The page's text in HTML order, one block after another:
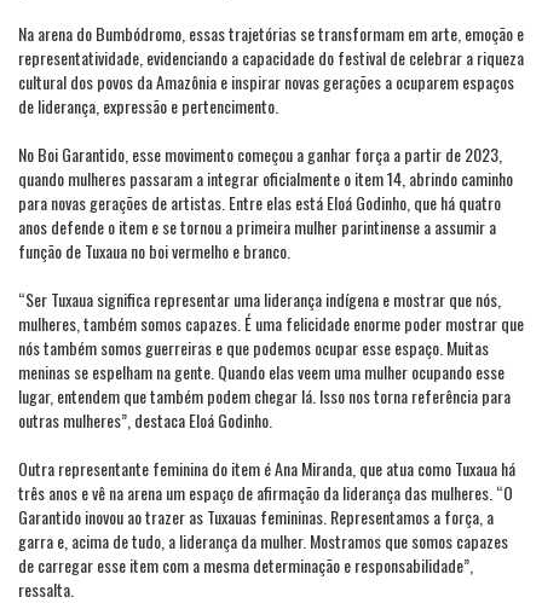
Na arena do Bumbódromo, essas trajetórias se transformam em arte, emoção e
representatividade, evidenciando a capacidade do festival de celebrar a riqueza
cultural dos povos da Amazônia e inspirar novas gerações a ocuparem espaços
de liderança, expressão e pertencimento.
No Boi Garantido, esse movimento começou a ganhar força a partir de 2023,
quando mulheres passaram a integrar oficialmente o item 14, abrindo caminho
para novas gerações de artistas. Entre elas está Eloá Godinho, que há quatro
anos defende o item e se tornou a primeira mulher parintinense a assumir a
função de Tuxaua no boi vermelho e branco.
“Ser Tuxaua significa representar uma liderança indígena e mostrar que nós,
mulheres, também somos capazes. É uma felicidade enorme poder mostrar que
nós também somos guerreiras e que podemos ocupar esse espaço. Muitas
meninas se espelham na gente. Quando elas veem uma mulher ocupando esse
lugar, entendem que também podem chegar lá. Isso nos torna referência para
outras mulheres”, destaca Eloá Godinho.
Outra representante feminina do item é Ana Miranda, que atua como Tuxaua há
três anos e vê na arena um espaço de afirmação da liderança das mulheres. “O
Garantido inovou ao trazer as Tuxauas femininas. Representamos a força, a
garra e, acima de tudo, a liderança da mulher. Mostramos que somos capazes
de carregar esse item com a mesma determinação e responsabilidade”,
ressalta.